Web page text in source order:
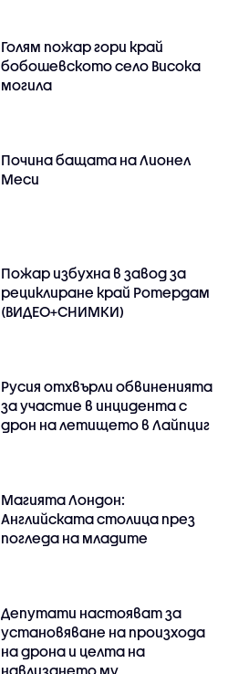
Голям пожар гори край
бобошевското село Висока
могила
Почина бащата на Лионел
Меси
Пожар избухна в завод за
рециклиране край Ротердам
(ВИДЕО+СНИМКИ)
Русия отхвърли обвиненията
за участие в инцидента с
дрон на летището в Лайпциг
Магията Лондон:
Английската столица през
погледа на младите
Депутати настояват за
установяване на произхода
на дрона и целта на
навлизането му